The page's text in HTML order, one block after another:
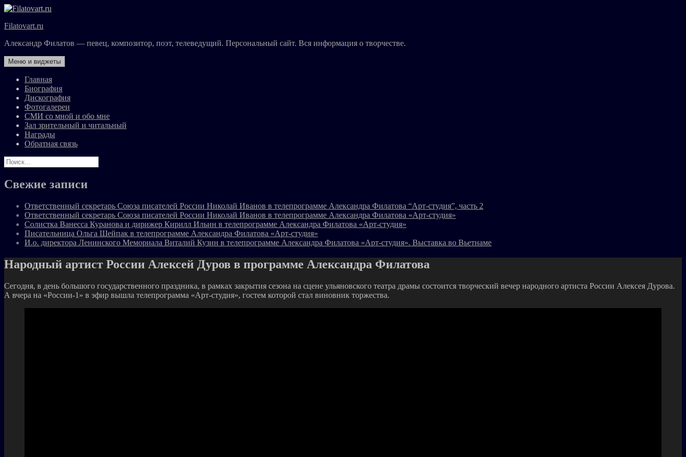
Перейти
содержимому
Filatovart.ru
Александр Филатов — певец, композитор, поэт, телеведущий. Персональный сайт. Вся информация о творчестве.
Меню и виджеты
Главная
Биография
Дискография
Фотогалереи
СМИ со мной и обо мне
Зал зрительный и читальный
Награды
Обратная связь
Найти:
Свежие записи
Ответственный секретарь Союза писателей России Николай Иванов в телепрограмме Александра Филатова “Арт-студия”, часть 2
Ответственный секретарь Союза писателей России Николай Иванов в телепрограмме Александра Филатова «Арт-студия»
Солистка Ванесса Куранова и дирижер Кирилл Ильин в телепрограмме Александра Филатова «Арт-студия»
Писательница Ольга Шейпак в телепрограмме Александра Филатова «Арт-студия»
И.о. директора Ленинского Мемориала Виталий Кузин в телепрограмме Александра Филатова «Арт-студия». Выставка во Вьетнаме
Народный артист России Алексей Дуров в программе Александра Филатова
Сегодня, в день большого государственного праздника, в рамках закрытия сезона на сцене ульяновского театра драмы состоится творческий вечер народного артиста России Алексея Дурова.
А вчера на «России-1» в эфир вышла телепрограмма «Арт-студия», гостем которой стал виновник торжества.